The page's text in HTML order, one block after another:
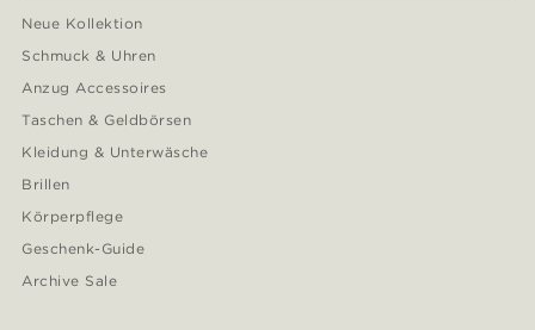
Neue Kollektion
Schmuck & Uhren
Anzug Accessoires
Taschen & Geldbörsen
Kleidung & Unterwäsche
Brillen
Körperpflege
Geschenk-Guide
Archive Sale